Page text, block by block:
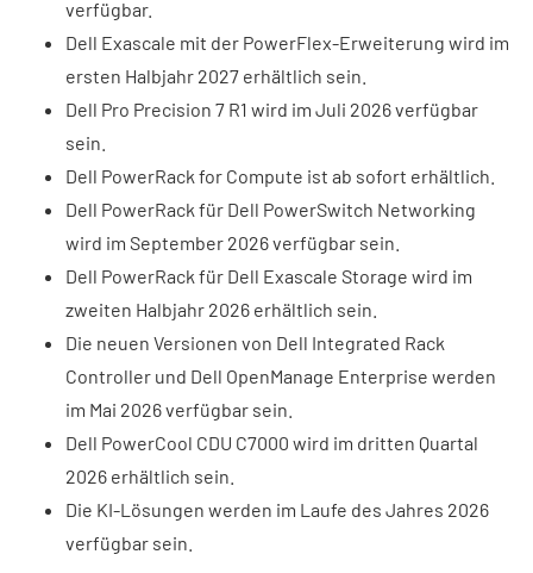
verfügbar.
Dell Exascale mit der PowerFlex-Erweiterung wird im
ersten Halbjahr 2027 erhältlich sein.
Dell Pro Precision 7 R1 wird im Juli 2026 verfügbar
sein.
Dell PowerRack for Compute ist ab sofort erhältlich.
Dell PowerRack für Dell PowerSwitch Networking
wird im September 2026 verfügbar sein.
Dell PowerRack für Dell Exascale Storage wird im
zweiten Halbjahr 2026 erhältlich sein.
Die neuen Versionen von Dell Integrated Rack
Controller und Dell OpenManage Enterprise werden
im Mai 2026 verfügbar sein.
Dell PowerCool CDU C7000 wird im dritten Quartal
2026 erhältlich sein.
Die KI-Lösungen werden im Laufe des Jahres 2026
verfügbar sein.